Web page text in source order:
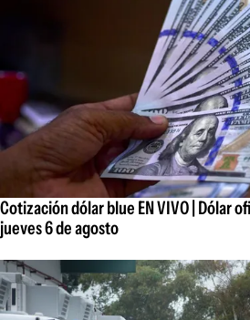
Cotización dólar blue EN VIVO | Dólar
jueves 6 de agosto